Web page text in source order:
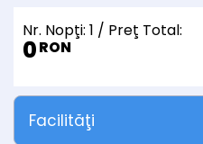
Nr. Nopţi: 1 / Preţ Total:
0RON
Facilităţi